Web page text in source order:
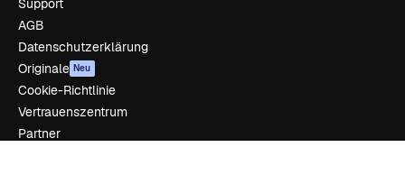
Support
AGB
Datenschutzerklärung
Originale Neu
Cookie-Richtlinie
Vertrauenszentrum
Partner